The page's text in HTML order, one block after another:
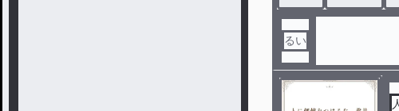
るい